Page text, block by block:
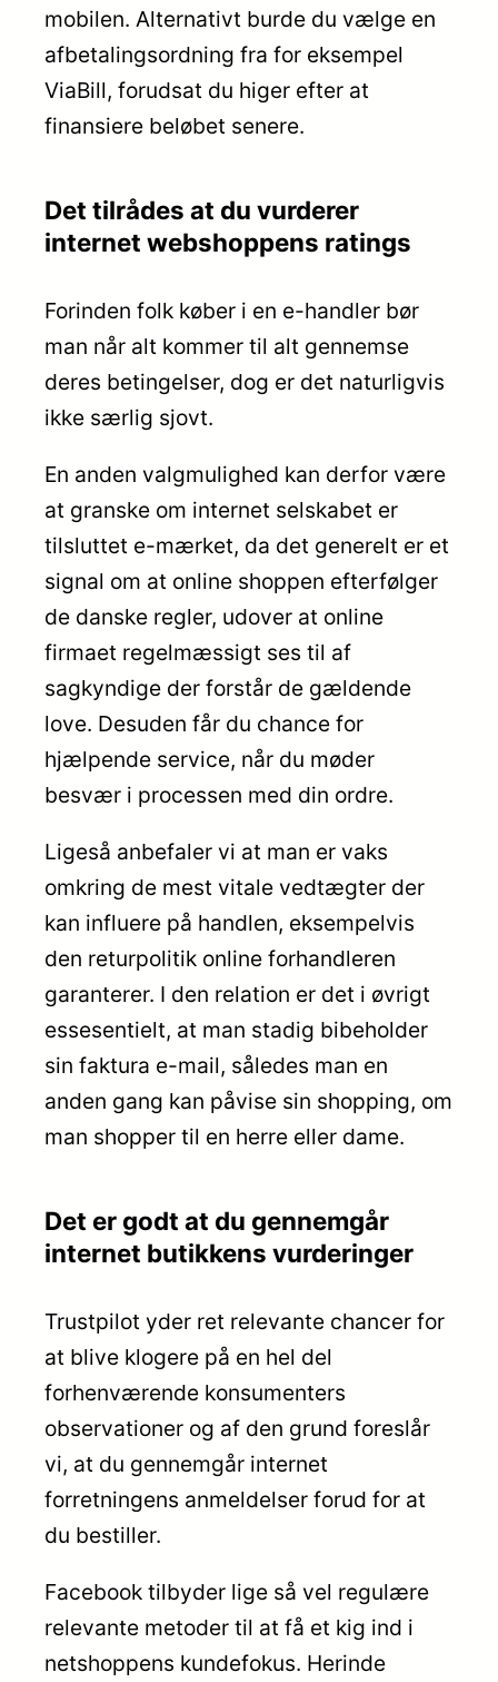
mobilen. Alternativt burde du vælge en
afbetalingsordning fra for eksempel
ViaBill, forudsat du higer efter at
finansiere beløbet senere.
Det tilrådes at du vurderer
internet webshoppens ratings
Forinden folk køber i en e-handler bør
man når alt kommer til alt gennemse
deres betingelser, dog er det naturligvis
ikke særlig sjovt.
En anden valgmulighed kan derfor være
at granske om internet selskabet er
tilsluttet e-mærket, da det generelt er et
signal om at online shoppen efterfølger
de danske regler, udover at online
firmaet regelmæssigt ses til af
sagkyndige der forstår de gældende
love. Desuden får du chance for
hjælpende service, når du møder
besvær i processen med din ordre.
Ligeså anbefaler vi at man er vaks
omkring de mest vitale vedtægter der
kan influere på handlen, eksempelvis
den returpolitik online forhandleren
garanterer. I den relation er det i øvrigt
essesentielt, at man stadig bibeholder
sin faktura e-mail, således man en
anden gang kan påvise sin shopping, om
man shopper til en herre eller dame.
Det er godt at du gennemgår
internet butikkens vurderinger
Trustpilot yder ret relevante chancer for
at blive klogere på en hel del
forhenværende konsumenters
observationer og af den grund foreslår
vi, at du gennemgår internet
forretningens anmeldelser forud for at
du bestiller.
Facebook tilbyder lige så vel regulære
relevante metoder til at få et kig ind i
netshoppens kundefokus. Herinde